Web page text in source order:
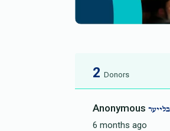
2 Donors
Anonymous
6 months ago